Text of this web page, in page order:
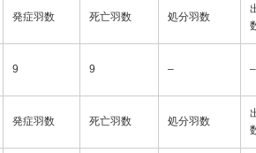
発症羽数 死亡羽数 処分羽数
9 9 – –
発症羽数 死亡羽数 処分羽数